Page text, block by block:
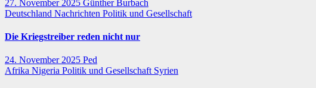
27. November 2025 Günther Burbach
Deutschland Nachrichten Politik und Gesellschaft
Die Kriegstreiber reden nicht nur
24. November 2025 Ped
Afrika Nigeria Politik und Gesellschaft Syrien